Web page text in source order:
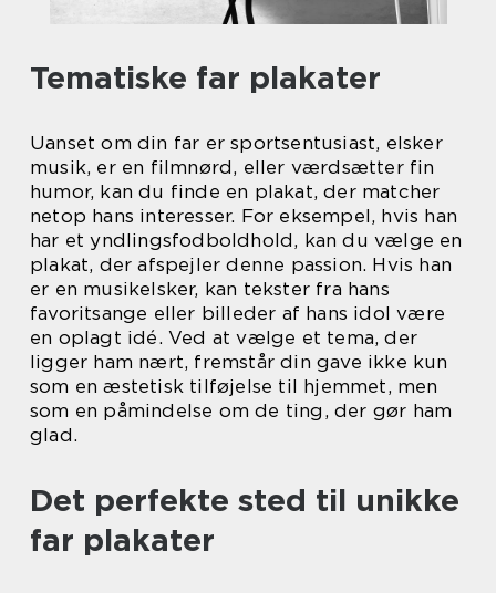
Tematiske far plakater
Uanset om din far er sportsentusiast, elsker
musik, er en filmnørd, eller værdsætter fin
humor, kan du finde en plakat, der matcher
netop hans interesser. For eksempel, hvis han
har et yndlingsfodboldhold, kan du vælge en
plakat, der afspejler denne passion. Hvis han
er en musikelsker, kan tekster fra hans
favoritsange eller billeder af hans idol være
en oplagt idé. Ved at vælge et tema, der
ligger ham nært, fremstår din gave ikke kun
som en æstetisk tilføjelse til hjemmet, men
som en påmindelse om de ting, der gør ham
glad.
Det perfekte sted til unikke
far plakater